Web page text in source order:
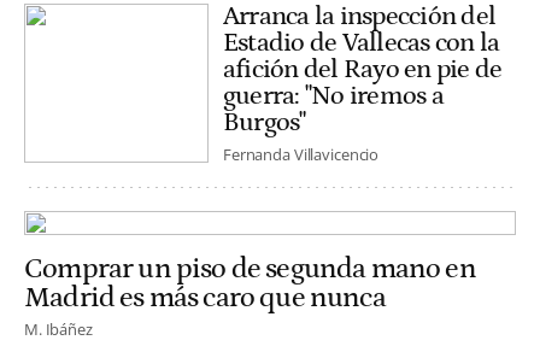
Arranca la inspección del
Estadio de Vallecas con la
afición del Rayo en pie de
guerra: "No iremos a
Burgos"
Fernanda Villavicencio
Comprar un piso de segunda mano en
Madrid es más caro que nunca
M. Ibáñez